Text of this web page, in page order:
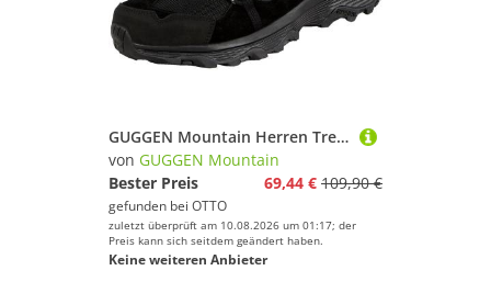
GUGGEN Mountain Herren Trekkingschuhe Männer Wanderschuhe Walkingschuhe Outdoorschuhe Wanderschuh Outdoor Schuhe Wildleder Echtleder Leder wasserdicht T029
von GUGGEN Mountain
Bester Preis
69,44 € 109,90 €
gefunden bei OTTO
zuletzt überprüft am 10.08.2026 um 01:17; der
Preis kann sich seitdem geändert haben.
Keine weiteren Anbieter